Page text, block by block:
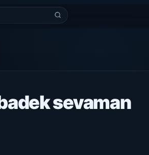
sevaman